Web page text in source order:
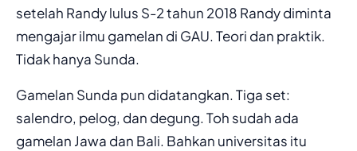
setelah Randy lulus S-2 tahun 2018 Randy diminta
mengajar ilmu gamelan di GAU. Teori dan praktik.
Tidak hanya Sunda.
Gamelan Sunda pun didatangkan. Tiga set:
salendro, pelog, dan degung. Toh sudah ada
gamelan Jawa dan Bali. Bahkan universitas itu